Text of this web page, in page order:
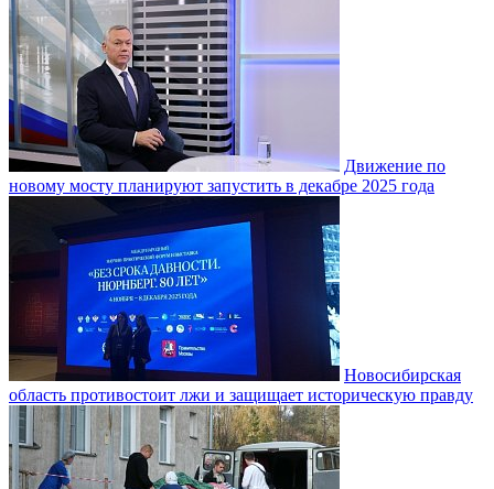
Движение по
новому мосту планируют запустить в декабре 2025 года
Новосибирская
область противостоит лжи и защищает историческую правду